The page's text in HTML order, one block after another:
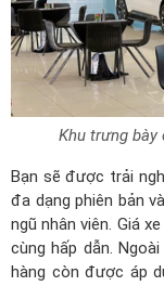
Khu trưng bày
Bạn sẽ được trải
đa dạng phiên bản
ngũ nhân viên. Giá
cùng hấp dẫn.
hàng còn được áp